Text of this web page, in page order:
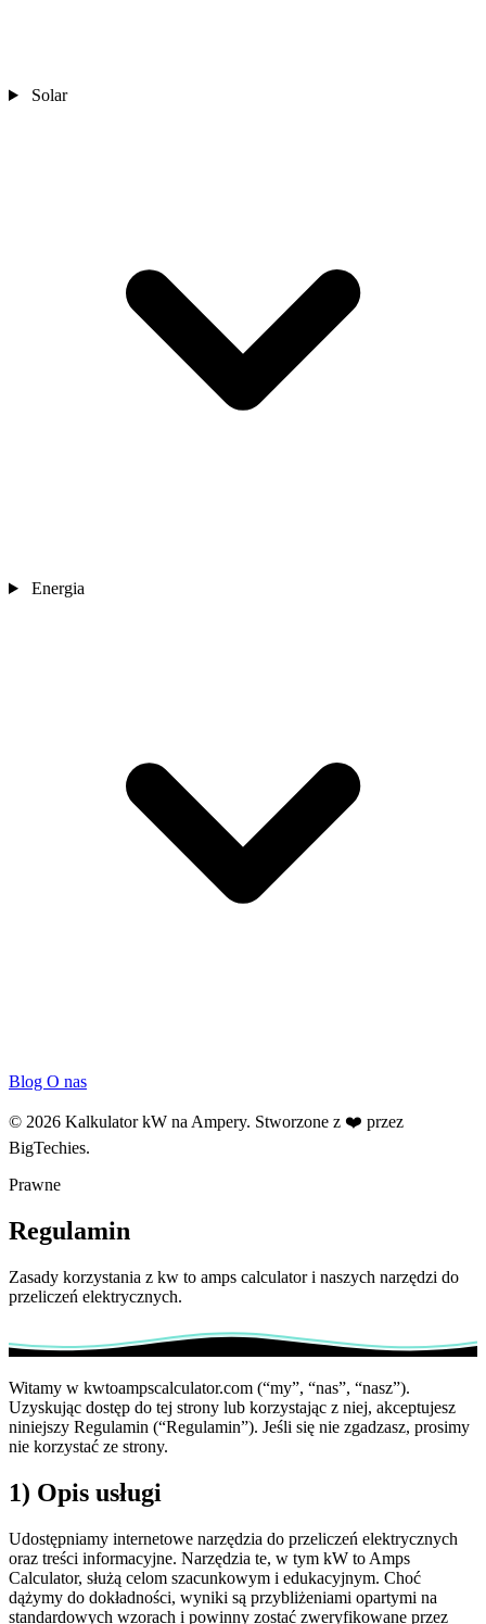
Solar
Energia
Blog O nas
© 2026 Kalkulator kW na Ampery. Stworzone z ❤️ przez
BigTechies.
Prawne
Regulamin
Zasady korzystania z kw to amps calculator i naszych narzędzi do
przeliczeń elektrycznych.
Witamy w kwtoampscalculator.com (“my”, “nas”, “nasz”).
Uzyskując dostęp do tej strony lub korzystając z niej, akceptujesz
niniejszy Regulamin (“Regulamin”). Jeśli się nie zgadzasz, prosimy
nie korzystać ze strony.
1) Opis usługi
Udostępniamy internetowe narzędzia do przeliczeń elektrycznych
oraz treści informacyjne. Narzędzia te, w tym kW to Amps
Calculator, służą celom szacunkowym i edukacyjnym. Choć
dążymy do dokładności, wyniki są przybliżeniami opartymi na
standardowych wzorach i powinny zostać zweryfikowane przez